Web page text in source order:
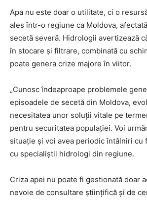
Apa nu este doar o utilitate, ci o
ales într-o regiune ca Moldova,
secetă severă. Hidrologii avertizează
în stocare și filtrare, combinată cu
poate genera crize majore în viitor.
„Cunosc îndeaproape problemele
episoadele de secetă din Moldova,
necesitatea unor soluții vitale pe
pentru securitatea populației. Voi
situație și voi avea periodic întâlniri cu
cu specialiștii hidrologi din regiune.
Criza apei nu poate fi gestionată doar
nevoie de consultare științifică și de